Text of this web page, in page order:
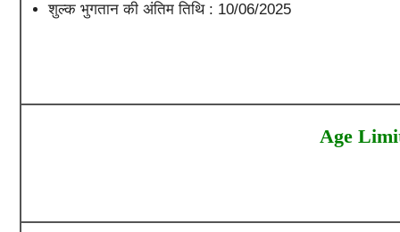
शुल्क भुगतान की अंतिम तिथि : 10/06/2025
Age